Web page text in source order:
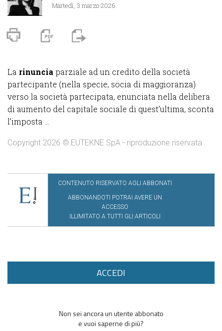
Martedì, 3 marzo 2026
La rinuncia parziale ad un credito della società
partecipante (nella specie, socia di maggioranza)
verso la società partecipata, enunciata nella delibera
di aumento del capitale sociale di quest’ultima, sconta
l’imposta ...
Copyright 2026 © EUTEKNE SpA - riproduzione riservata
CONTENUTO RISERVATO AGLI ABBONATI
ABBONANDOTI POTRAI AVERE UN
ACCESSO
ILLIMITATO A TUTTI GLI ARTICOLI
ACCEDI
Non sei ancora un utente abbonato
e vuoi saperne di più?